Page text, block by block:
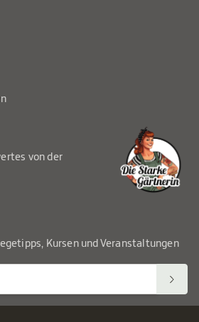
von der
Kursen und Veranstaltungen